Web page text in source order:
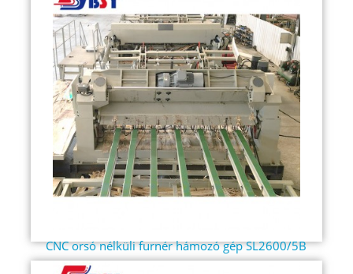
CNC orsó nélküli furnér hámozó gép SL2600/5B